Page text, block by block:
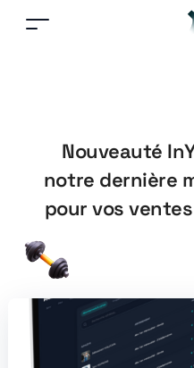
Nouveauté
notre dernière
pour vos